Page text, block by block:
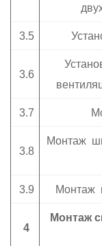
3.5
3.6
3.7
3.8
Монтаж
3.9 Монтаж
4
Монтаж